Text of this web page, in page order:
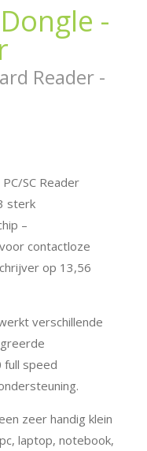
-
Reader -
SC Reader
sterk
–
contactloze
op 13,56
verschillende
full speed
zeer handig klein
laptop, notebook,